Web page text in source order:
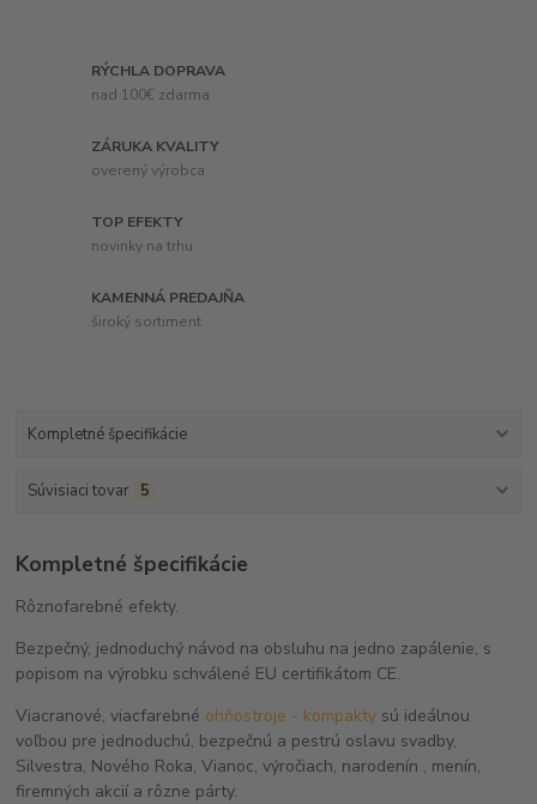
RÝCHLA DOPRAVA
nad 100€ zdarma
ZÁRUKA KVALITY
overený výrobca
TOP EFEKTY
novinky na trhu
KAMENNÁ PREDAJŇA
široký sortiment
Kompletné špecifikácie
Súvisiaci tovar 5
Kompletné špecifikácie
Rôznofarebné efekty.
Bezpečný, jednoduchý návod na obsluhu na jedno zapálenie, s
popisom na výrobku schválené EU certifikátom CE.
Viacranové, viacfarebné ohňostroje - kompakty sú ideálnou
voľbou pre jednoduchú, bezpečnú a pestrú oslavu svadby,
Silvestra, Nového Roka, Vianoc, výročiach, narodenín , menín,
firemných akcií a rôzne párty.